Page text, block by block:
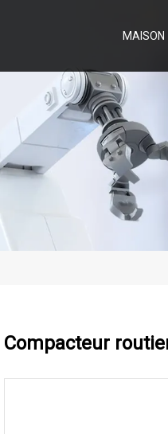
MAISON
Compacteur